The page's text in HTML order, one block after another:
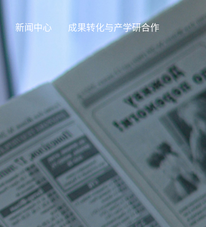
新闻中心 成果转化与产学研合作